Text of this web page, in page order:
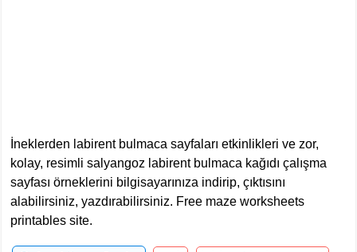
İneklerden labirent bulmaca sayfaları etkinlikleri ve zor,
kolay, resimli salyangoz labirent bulmaca kağıdı çalışma
sayfası örneklerini bilgisayarınıza indirip, çıktısını
alabilirsiniz, yazdırabilirsiniz. Free maze worksheets
printables site.